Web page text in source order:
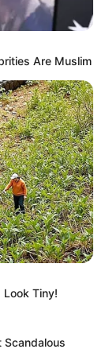
Martinez
Are Muslim
Tiny!
Scandalous